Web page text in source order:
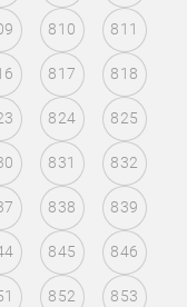
810 811
817 818
824 825
831 832
838 839
845 846
852 853